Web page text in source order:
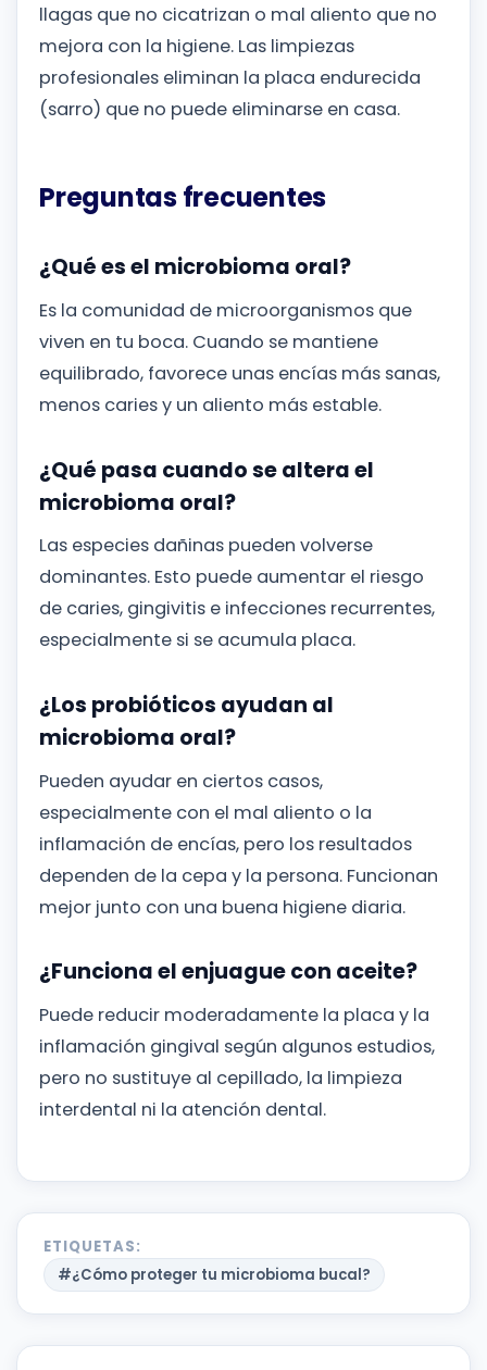
llagas que no cicatrizan o mal aliento que no
mejora con la higiene. Las limpiezas
profesionales eliminan la placa endurecida
(sarro) que no puede eliminarse en casa.
Preguntas frecuentes
¿Qué es el microbioma oral?
Es la comunidad de microorganismos que
viven en tu boca. Cuando se mantiene
equilibrado, favorece unas encías más sanas,
menos caries y un aliento más estable.
¿Qué pasa cuando se altera el
microbioma oral?
Las especies dañinas pueden volverse
dominantes. Esto puede aumentar el riesgo
de caries, gingivitis e infecciones recurrentes,
especialmente si se acumula placa.
¿Los probióticos ayudan al
microbioma oral?
Pueden ayudar en ciertos casos,
especialmente con el mal aliento o la
inflamación de encías, pero los resultados
dependen de la cepa y la persona. Funcionan
mejor junto con una buena higiene diaria.
¿Funciona el enjuague con aceite?
Puede reducir moderadamente la placa y la
inflamación gingival según algunos estudios,
pero no sustituye al cepillado, la limpieza
interdental ni la atención dental.
ETIQUETAS:
#¿Cómo proteger tu microbioma bucal?